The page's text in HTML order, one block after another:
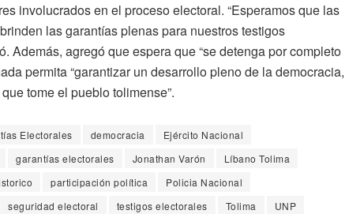
involucrados en el proceso electoral. “Esperamos que las
las garantías plenas para nuestros testigos
Además, agregó que espera que “se detenga por completo
permita “garantizar un desarrollo pleno de la democracia,
tome el pueblo tolimense”.
Electorales democracia
Ejército Nacional
garantías electorales ​Jonathan Varón
Líbano Tolima
participación política
Policia Nacional
seguridad electoral testigos electorales Tolima UNP